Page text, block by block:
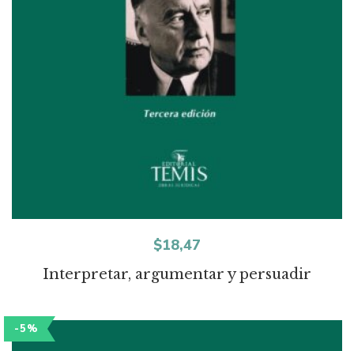
Interpretar, argumentar y persuadir
$18,47
-5%